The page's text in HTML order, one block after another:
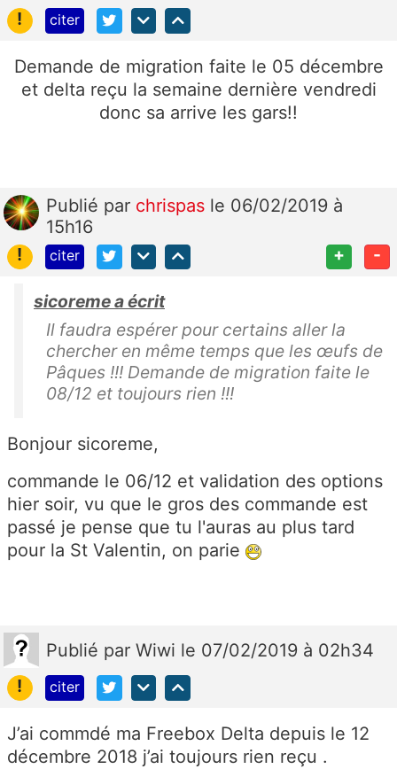
!
citer
Demande de migration faite le 05 décembre
et delta reçu la semaine dernière vendredi
donc sa arrive les gars!!
Publié par chrispas le 06/02/2019 à
15h16
!
citer + -
sicoreme a écrit
Il faudra espérer pour certains aller la
chercher en même temps que les œufs de
Pâques !!! Demande de migration faite le
08/12 et toujours rien !!!
Bonjour sicoreme,
commande le 06/12 et validation des options
hier soir, vu que le gros des commande est
passé je pense que tu l'auras au plus tard
pour la St Valentin, on parie
Publié par Wiwi le 07/02/2019 à 02h34
!
citer
J’ai commdé ma Freebox Delta depuis le 12
décembre 2018 j’ai toujours rien reçu .